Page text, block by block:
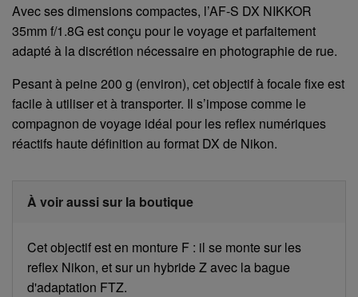
Avec ses dimensions compactes, l’AF-S DX NIKKOR
35mm f/1.8G est conçu pour le voyage et parfaitement
adapté à la discrétion nécessaire en photographie de rue.
Pesant à peine 200 g (environ), cet objectif à focale fixe est
facile à utiliser et à transporter. Il s’impose comme le
compagnon de voyage idéal pour les reflex numériques
réactifs haute définition au format DX de Nikon.
À voir aussi sur la boutique
Cet objectif est en monture F : il se monte sur les
reflex Nikon, et sur un hybride Z avec la bague
d'adaptation FTZ.